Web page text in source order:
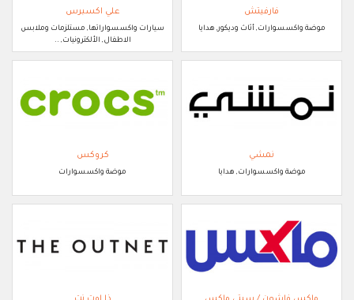
فارفيتش
موضة واكسسوارات, أثاث وديكور, هدايا
علي اكسبرس
سيارات واكسسواراتها, مستلزمات وملابس
الاطفال, الألكترونيات, ..
نمشي
موضة واكسسوارات, هدايا
كروكس
موضة واكسسوارات